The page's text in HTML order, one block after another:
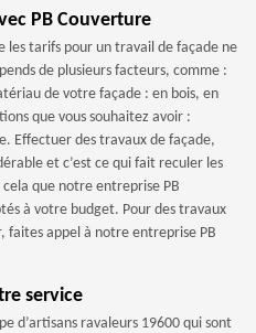
PB Couverture
les tarifs pour un travail de façade ne
de plusieurs facteurs, comme :
de votre façade : en bois, en
que vous souhaitez avoir :
Effectuer des travaux de façade,
et c’est ce qui fait reculer les
que notre entreprise PB
à votre budget. Pour des travaux
faites appel à notre entreprise PB
service
d’artisans ravaleurs 19600 qui sont